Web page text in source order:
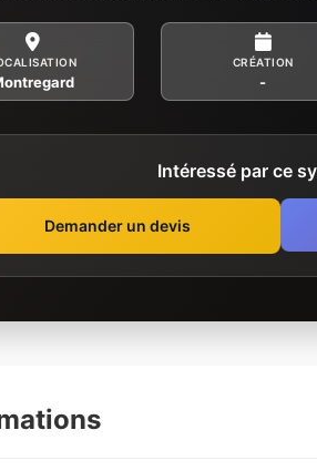
CRÉATION
-
Intéressé par ce
Demander un devis